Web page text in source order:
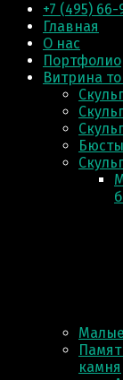
+7 (495) 66-
Главная
О нас
Портфолио
Витрина
камня